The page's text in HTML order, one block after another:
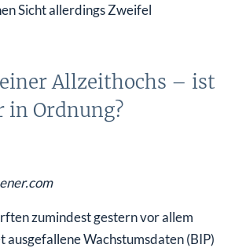
Sicht allerdings Zweifel
Allzeithochs – ist
in Ordnung?
zumindest gestern vor allem
ausgefallene Wachstumsdaten (BIP)